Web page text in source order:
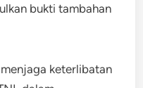
bukti tambahan
keterlibatan